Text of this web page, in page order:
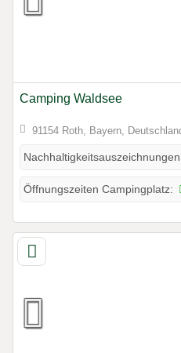
Camping Waldsee
91154 Roth, Bayern,
Öffnungszeiten Campingplatz: